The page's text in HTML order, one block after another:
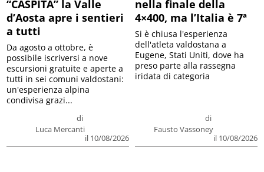
“CASPITA” la Valle
d’Aosta apre i sentieri
a tutti
di
Luca Mercanti
il 10/08/2026
Da agosto a ottobre, è
possibile iscriversi a nove
escursioni gratuite e aperte a
tutti in sei comuni valdostani:
un'esperienza alpina
condivisa grazi...
nella finale della
4×400, ma l’Italia è 7ª
di
Fausto Vassoney
il 10/08/2026
Si è chiusa l'esperienza
dell'atleta valdostana a
Eugene, Stati Uniti, dove ha
preso parte alla rassegna
iridata di categoria